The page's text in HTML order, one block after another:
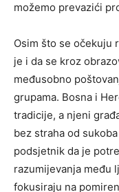
možemo prevazići
Osim što se očekuju
je i da se kroz
međusobno
grupama. Bosna i
tradicije, a njeni
bez straha od
podsjetnik da je
razumijevanja među
fokusiraju na